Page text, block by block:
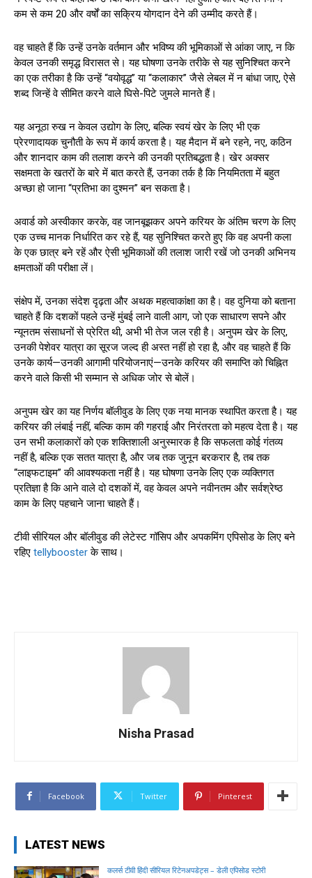
कम से कम 20 और वर्षों का सक्रिय योगदान देने की उम्मीद करते हैं।
वह चाहते हैं कि उन्हें उनके वर्तमान और भविष्य की भूमिकाओं से आंका जाए, न कि
केवल उनकी समृद्ध विरासत से। यह घोषणा उनके तरीके से यह सुनिश्चित करने
का एक तरीका है कि उन्हें “वयोवृद्ध” या “कलाकार” जैसे लेबल में न बांधा जाए, ऐसे
शब्द जिन्हें वे सीमित करने वाले घिसे-पिटे जुमले मानते हैं।
यह अनूठा रुख न केवल उद्योग के लिए, बल्कि स्वयं खेर के लिए भी एक
प्रेरणादायक चुनौती के रूप में कार्य करता है। यह मैदान में बने रहने, नए, कठिन
और शानदार काम की तलाश करने की उनकी प्रतिबद्धता है। खेर अक्सर
सक्षमता के खतरों के बारे में बात करते हैं, उनका तर्क है कि नियमितता में बहुत
अच्छा हो जाना “प्रतिभा का दुश्मन” बन सकता है।
अवार्ड को अस्वीकार करके, वह जानबूझकर अपने करियर के अंतिम चरण के लिए
एक उच्च मानक निर्धारित कर रहे हैं, यह सुनिश्चित करते हुए कि वह अपनी कला
के एक छात्र बने रहें और ऐसी भूमिकाओं की तलाश जारी रखें जो उनकी अभिनय
क्षमताओं की परीक्षा लें।
संक्षेप में, उनका संदेश दृढ़ता और अथक महत्वाकांक्षा का है। वह दुनिया को बताना
चाहते हैं कि दशकों पहले उन्हें मुंबई लाने वाली आग, जो एक साधारण सपने और
न्यूनतम संसाधनों से प्रेरित थी, अभी भी तेज जल रही है। अनुपम खेर के लिए,
उनकी पेशेवर यात्रा का सूरज जल्द ही अस्त नहीं हो रहा है, और वह चाहते हैं कि
उनके कार्य—उनकी आगामी परियोजनाएं—उनके करियर की समाप्ति को चिह्नित
करने वाले किसी भी सम्मान से अधिक जोर से बोलें।
अनुपम खेर का यह निर्णय बॉलीवुड के लिए एक नया मानक स्थापित करता है। यह
करियर की लंबाई नहीं, बल्कि काम की गहराई और निरंतरता को महत्व देता है। यह
उन सभी कलाकारों को एक शक्तिशाली अनुस्मारक है कि सफलता कोई गंतव्य
नहीं है, बल्कि एक सतत यात्रा है, और जब तक जुनून बरकरार है, तब तक
“लाइफटाइम” की आवश्यकता नहीं है। यह घोषणा उनके लिए एक व्यक्तिगत
प्रतिज्ञा है कि आने वाले दो दशकों में, वह केवल अपने नवीनतम और सर्वश्रेष्ठ
काम के लिए पहचाने जाना चाहते हैं।
टीवी सीरियल और बॉलीवुड की लेटेस्ट गॉसिप और अपकमिंग एपिसोड के लिए बने
रहिए tellyboosterके साथ।
Nisha Prasad
Facebook Twitter Pinterest
LATEST NEWS
कलर्स टीवी हिंदी सीरियल रिटेनअपडेट्स – डेली एपिसोड स्टोरी